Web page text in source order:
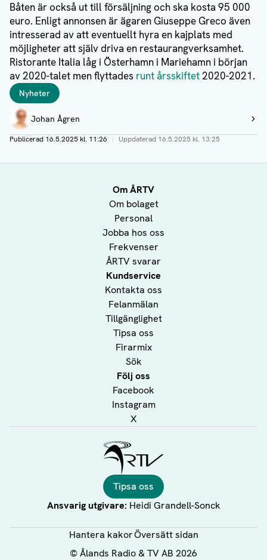
Båten är också ut till försäljning och ska kosta 95 000
euro. Enligt annonsen är ägaren Giuseppe Greco även
intresserad av att eventuellt hyra en kajplats med
möjligheter att själv driva en restaurangverksamhet.
Ristorante Italia låg i Österhamn i Mariehamn i början
av 2020-talet men flyttades runt årsskiftet2020-2021.
Taggar
Nyheter
Författare
Johan Ågren
Visa profil
Publicerad 16.5.2025 kl. 11:26 | Uppdaterad 16.5.2025 kl. 13:25
Om ÅRTV
Om bolaget
Personal
Jobba hos oss
Frekvenser
ÅRTV svarar
Kundservice
Kontakta oss
Felanmälan
Tillgänglighet
Tipsa oss
Firarmix
Sök
Följ oss
Facebook
Instagram
X
Tipsa oss
Ansvarig utgivare: Heidi Grandell-Sonck
Hantera kakorÖversätt sidan
©Ålands Radio & TV AB 2026